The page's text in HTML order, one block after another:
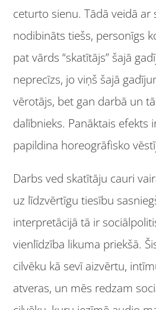
ceturto sienu. Tādā veidā ar
nodibināts tiešs, personīgs
pat vārds “skatītājs” šajā
neprecīzs, jo viņš šajā
vērotājs, bet gan darbā un
dalībnieks. Panāktais efekts
papildina horeogrāfisko
Darbs ved skatītāju cauri
uz līdzvērtīgu tiesību
interpretācijā tā ir
vienlīdzība likuma priekšā.
cilvēku kā sevī aizvērtu,
atveras, un mēs redzam